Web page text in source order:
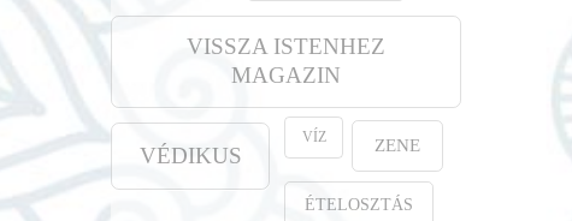
VISSZA ISTENHEZ
MAGAZIN
VÉDIKUS
VÍZ ZENE
ÉTELOSZTÁS